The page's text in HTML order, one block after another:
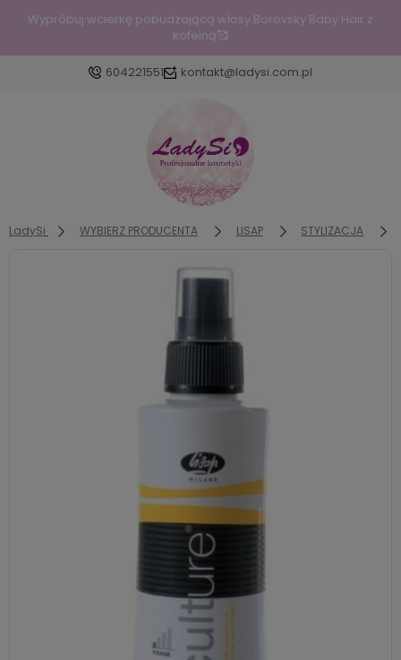
Wypróbuj wcierkę pobudzającą włosy Borovsky Baby Hair z
kofeiną🥰
604221551 kontakt@ladysi.com.pl
Zaloguj się
Załóż konto
zaloguj się, aby przywrócić dodane produkty do
listy z poprzedniej sesji.
LadySi WYBIERZ PRODUCENTA LISAP STYLIZACJA